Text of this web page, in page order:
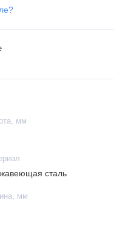
мм
сталь
мм